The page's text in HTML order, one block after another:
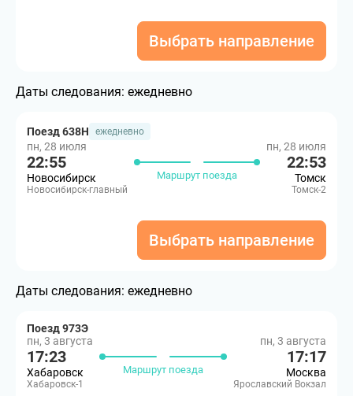
Выбрать направление
Даты следования: ежедневно
Поезд 638Н ежедневно
пн, 28 июля
22:55
Новосибирск
Новосибирск-главный
Маршрут поезда
пн, 28 июля
22:53
Томск
Томск-2
Выбрать направление
Даты следования: ежедневно
Поезд 973Э
пн, 3 августа
17:23
Хабаровск
Хабаровск-1
Маршрут поезда
пн, 3 августа
17:17
Москва
Ярославский Вокзал